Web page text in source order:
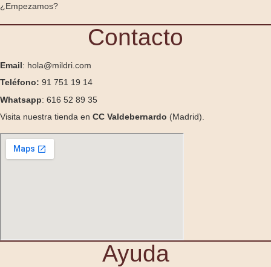
¿Empezamos?
Contacto
Email: hola@mildri.com
Teléfono: 91 751 19 14
Whatsapp: 616 52 89 35
Visita nuestra tienda en CC Valdebernardo (Madrid).
Ayuda